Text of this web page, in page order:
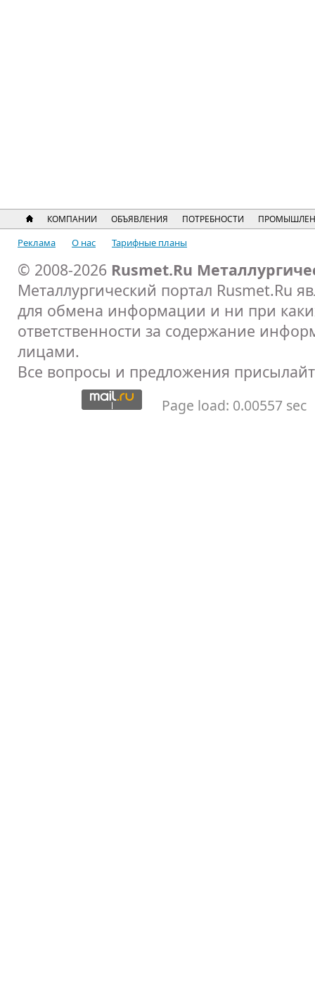
КОМПАНИИ ОБЪЯВЛЕНИЯ ПОТРЕБНОСТИ
Реклама О нас Тарифные планы
© 2008-2026 Rusmet.Ru
Металлургический портал Rusmet.Ru
для обмена информации и ни при
ответственности за содержание
лицами.
Все вопросы и предложения
Page load: 0.00557 sec